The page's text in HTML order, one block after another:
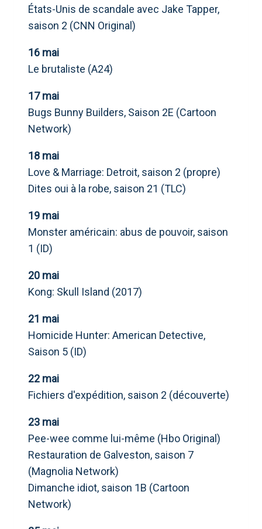
États-Unis de scandale avec Jake Tapper,
saison 2 (CNN Original)
16 mai
Le brutaliste (A24)
17 mai
Bugs Bunny Builders, Saison 2E (Cartoon
Network)
18 mai
Love & Marriage: Detroit, saison 2 (propre)
Dites oui à la robe, saison 21 (TLC)
19 mai
Monster américain: abus de pouvoir, saison
1 (ID)
20 mai
Kong: Skull Island (2017)
21 mai
Homicide Hunter: American Detective,
Saison 5 (ID)
22 mai
Fichiers d'expédition, saison 2 (découverte)
23 mai
Pee-wee comme lui-même (Hbo Original)
Restauration de Galveston, saison 7
(Magnolia Network)
Dimanche idiot, saison 1B (Cartoon
Network)